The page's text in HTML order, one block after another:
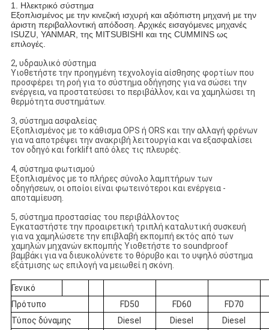
1. Ηλεκτρικό σύστημα
Εξοπλισμένος με την κινεζική ισχυρή και αξιόπιστη μηχανή με την
άριστη περιβαλλοντική απόδοση. Αρχικές εισαγόμενες μηχανές
ISUZU, YANMAR, της MITSUBISHI και της CUMMINS ως
επιλογές.
2, υδραυλικό σύστημα
Υιοθετήστε την προηγμένη τεχνολογία αίσθησης φορτίων που
προσφέρει τη ροή για το σύστημα οδήγησης για να σώσει την
ενέργεια, να προστατεύσει το περιβάλλον, και να χαμηλώσει τη
θερμότητα συστημάτων.
3, σύστημα ασφαλείας
Εξοπλισμένος με το κάθισμα OPS ή ORS και την αλλαγή φρένων
για να αποτρέψει την ανακριβή λειτουργία και να εξασφαλίσει
τον οδηγό και forklift από όλες τις πλευρές.
4, σύστημα φωτισμού
Εξοπλισμένος με το πλήρες σύνολο λαμπτήρων των
οδηγήσεων, οι οποίοι είναι φωτεινότεροι και ενέργεια -
αποταμίευση.
5, σύστημα προστασίας του περιβάλλοντος
Εγκαταστήστε την προαιρετική τριπλή καταλυτική συσκευή
για να χαμηλώσετε την επιβλαβή εκπομπή εκτός από των
χαμηλών μηχανών εκπομπής Υιοθετήστε το soundproof
βαμβάκι για να διευκολύνετε το θόρυβο και το υψηλό σύστημα
εξάτμισης ως επιλογή να μειωθεί η σκόνη.
Γενικό
Πρότυπο
FD50 FD60
FD70
Τύπος δύναμης
Diesel Diesel
Diesel